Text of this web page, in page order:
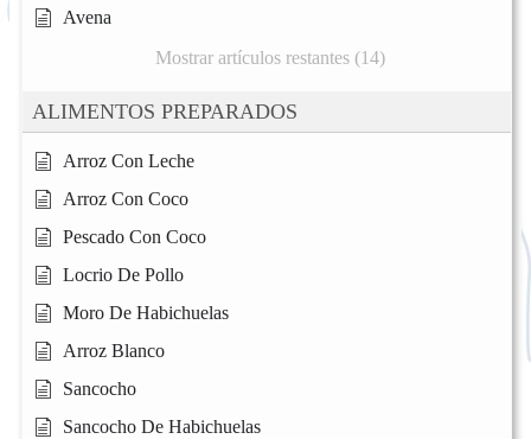
Avena
Mostrar artículos restantes (14)
ALIMENTOS PREPARADOS
Arroz Con Leche
Arroz Con Coco
Pescado Con Coco
Locrio De Pollo
Moro De Habichuelas
Arroz Blanco
Sancocho
Sancocho De Habichuelas